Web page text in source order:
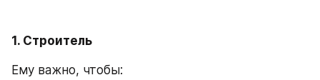
1. Строитель
Ему важно, чтобы: